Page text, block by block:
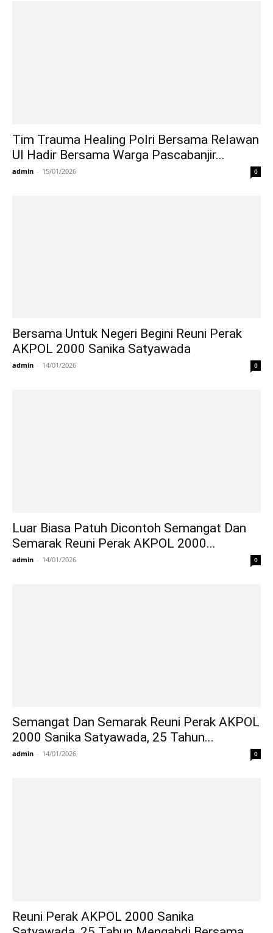
Tim Trauma Healing Polri Bersama Relawan
UI Hadir Bersama Warga Pascabanjir...
admin - 15/01/2026 0
Bersama Untuk Negeri Begini Reuni Perak
AKPOL 2000 Sanika Satyawada
admin - 14/01/2026 0
Luar Biasa Patuh Dicontoh Semangat Dan
Semarak Reuni Perak AKPOL 2000...
admin - 14/01/2026 0
Semangat Dan Semarak Reuni Perak AKPOL
2000 Sanika Satyawada, 25 Tahun...
admin - 14/01/2026 0
Reuni Perak AKPOL 2000 Sanika